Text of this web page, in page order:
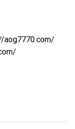
aog7770.com/